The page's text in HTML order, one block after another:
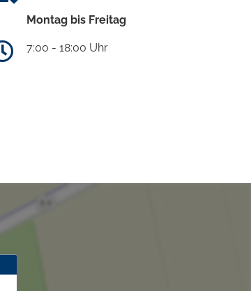
Montag bis Freitag
7:00 - 18:00 Uhr